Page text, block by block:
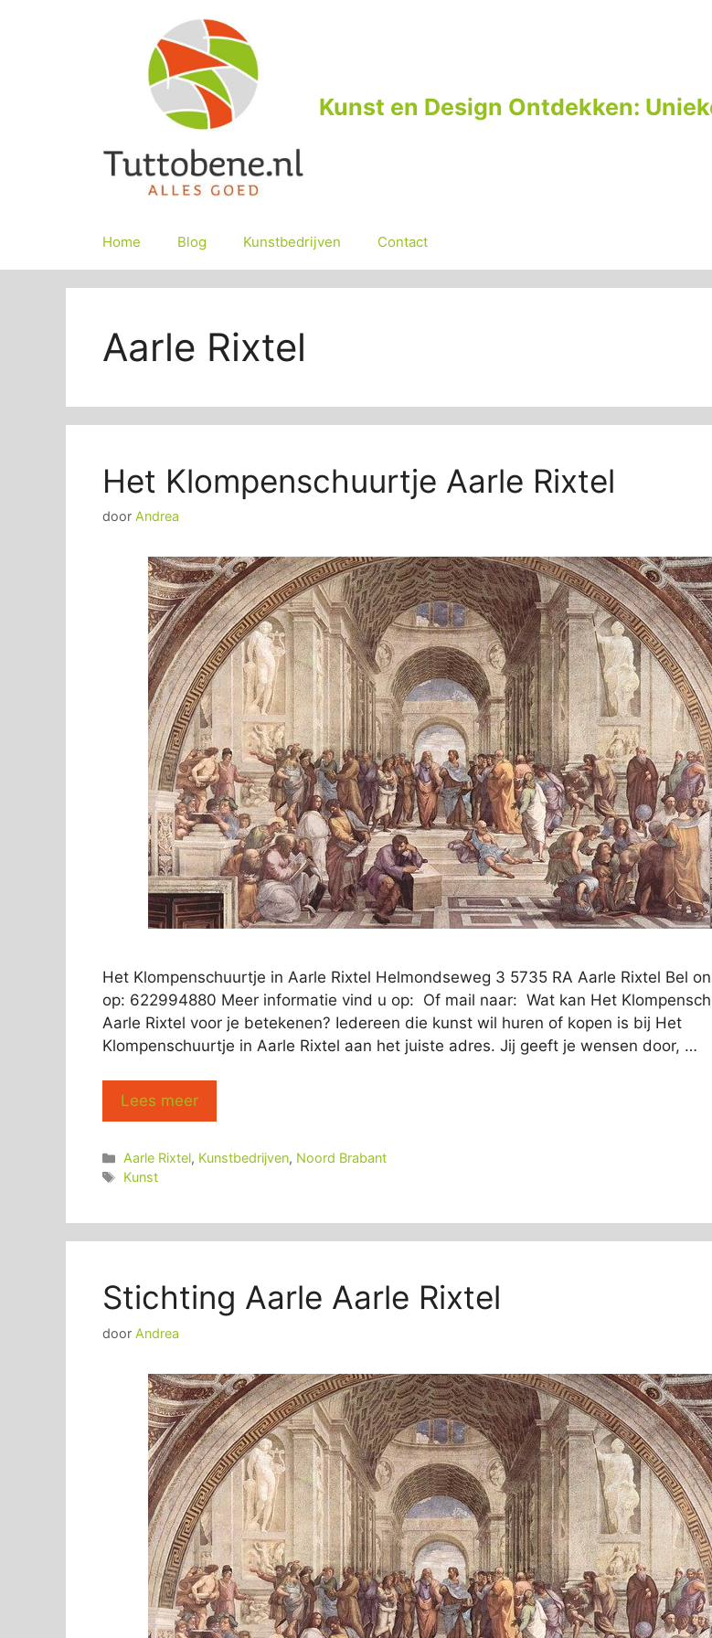
Kunst en Design Ontdekken:
Home Blog Kunstbedrijven Contact
Aarle Rixtel
Het Klompenschuurtje Aarle Rixtel
door Andrea
Het Klompenschuurtje in Aarle Rixtel Helmondseweg 3 5735 RA Aarle Rixtel Bel
op: 622994880 Meer informatie vind u op: Of mail naar: Wat kan Het
Aarle Rixtel voor je betekenen? Iedereen die kunst wil huren of kopen is bij Het
Klompenschuurtje in Aarle Rixtel aan het juiste adres. Jij geeft je wensen door, …
Lees meer
Categorieën
Aarle Rixtel, Kunstbedrijven, Noord Brabant
Tags
Kunst
Stichting Aarle Aarle Rixtel
door Andrea